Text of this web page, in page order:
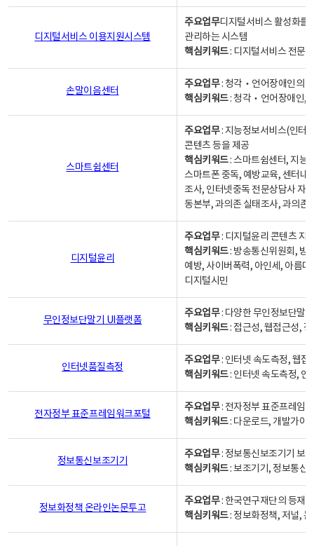
디지털서비스 이용지원시스템
주요업무디지털서비스 활성화를
관리하는 시스템
핵심키워드: 디지털서비스 전문
손말이음센터
주요업무: 청각‧언어장애인의
핵심키워드: 청각‧언어장애인,
스마트쉼센터
주요업무: 지능정보서비스(인터
콘텐츠 등을 제공
핵심키워드: 스마트쉼센터, 지능
스마트폰 중독, 예방교육, 센터내
조사, 인터넷중독 전문상담사 자
동본부, 과의존 실태조사, 과의존
디지털윤리
주요업무: 디지털윤리 콘텐츠 지
핵심키워드: 방송통신위원회, 방
예방, 사이버폭력, 아인세, 아름
디지털시민
무인정보단말기 UI플랫폼
주요업무: 다양한 무인정보단말
핵심키워드: 접근성, 웹접근성,
인터넷품질측정
주요업무: 인터넷 속도측정, 웹접
핵심키워드: 인터넷 속도측정, 인
전자정부 표준프레임워크포털
주요업무: 전자정부 표준프레임
핵심키워드: 다운로드, 개발가이
정보통신보조기기
주요업무: 정보통신보조기기 보
핵심키워드: 보조기기, 정보통신
정보화정책 온라인논문투고
주요업무: 한국연구재단의 등재
핵심키워드: 정보화정책, 저널,